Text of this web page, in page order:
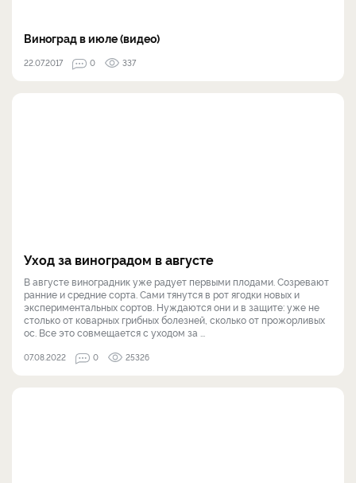
Виноград в июле (видео)
22.07.2017 0 337
Уход за виноградом в августе
В августе виноградник уже радует первыми плодами. Созревают
ранние и средние сорта. Сами тянутся в рот ягодки новых и
экспериментальных сортов. Нуждаются они и в защите: уже не
столько от коварных грибных болезней, сколько от прожорливых
ос. Все это совмещается с уходом за ...
07.08.2022 0 25326